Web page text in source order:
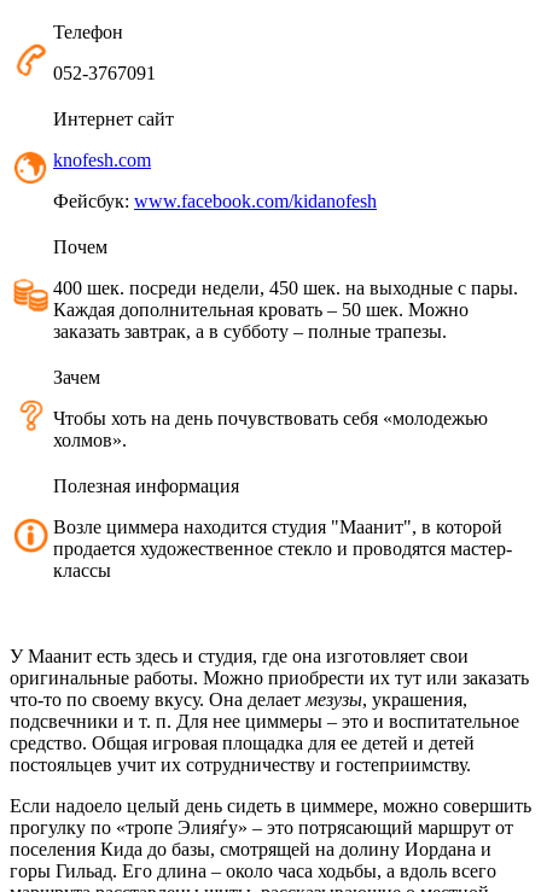
Телефон
052-3767091
Интернет сайт
knofesh.com
Фейсбук: www.facebook.com/kidanofesh
Почем
400 шек. посреди недели, 450 шек. на выходные с пары.
Каждая дополнительная кровать – 50 шек. Можно
заказать завтрак, а в субботу – полные трапезы.
Зачем
Чтобы хоть на день почувствовать себя «молодежью
холмов».
Полезная информация
Возле циммера находится студия "Маанит", в которой
продается художественное стекло и проводятся мастер-
классы
У Маанит есть здесь и студия, где она изготовляет свои
оригинальные работы. Можно приобрести их тут или заказать
что-то по своему вкусу. Она делает мезузы, украшения,
подсвечники и т. п. Для нее циммеры – это и воспитательное
средство. Общая игровая площадка для ее детей и детей
постояльцев учит их сотрудничеству и гостеприимству.
Если надоело целый день сидеть в циммере, можно совершить
прогулку по «тропе Элияѓу» – это потрясающий маршрут от
поселения Кида до базы, смотрящей на долину Иордана и
горы Гильад. Его длина – около часа ходьбы, а вдоль всего